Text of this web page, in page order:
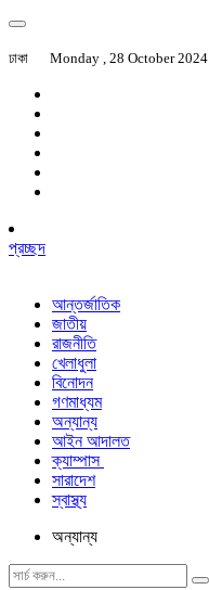
ঢাকা Monday , 28 October 2024
প্রচ্ছদ
আন্তর্জাতিক
জাতীয়
রাজনীতি
খেলাধুলা
বিনোদন
গণমাধ্যম
অন্যান্য
আইন আদালত
ক্যাম্পাস
সারাদেশ
স্বাস্থ্য
অন্যান্য